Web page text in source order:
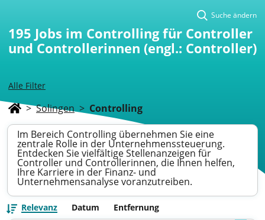
Alle Filter
Suche ändern
195 Jobs im Controlling für Controller
und Controllerinnen (engl.: Controller)
> Solingen > Controlling
Im Bereich Controlling übernehmen Sie eine
zentrale Rolle in der Unternehmenssteuerung.
Entdecken Sie vielfältige Stellenanzeigen für
Controller und Controllerinnen, die Ihnen helfen,
Ihre Karriere in der Finanz- und
Unternehmensanalyse voranzutreiben.
Relevanz Datum Entfernung